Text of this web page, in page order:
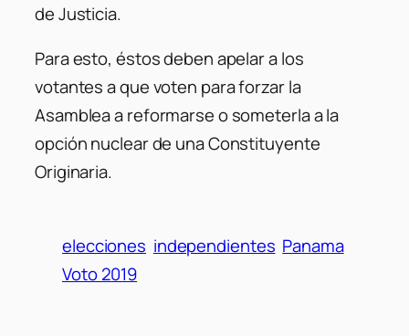
de Justicia.
Para esto, éstos deben apelar a los
votantes a que voten para forzar la
Asamblea a reformarse o someterla a la
opción nuclear de una Constituyente
Originaria.
elecciones independientes Panama
Voto 2019